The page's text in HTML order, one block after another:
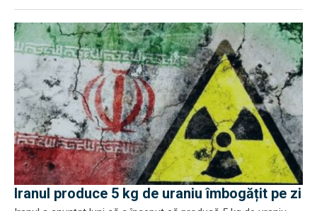
Iranul produce 5 kg de uraniu îmbogățit pe zi